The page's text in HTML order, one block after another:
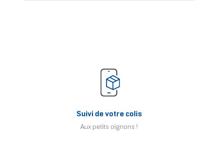
Suivi de votre colis
Aux petits oignons !